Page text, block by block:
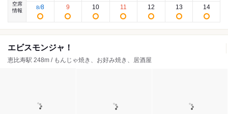
空席
情報
8/8 9 10 11 12 13 14
エビスモンジャ！
恵比寿駅 248m / もんじゃ焼き、お好み焼き、居酒屋